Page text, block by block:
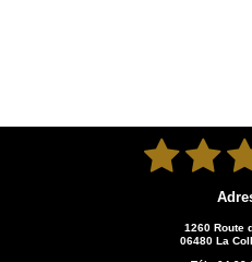

1260 Route
06480 La